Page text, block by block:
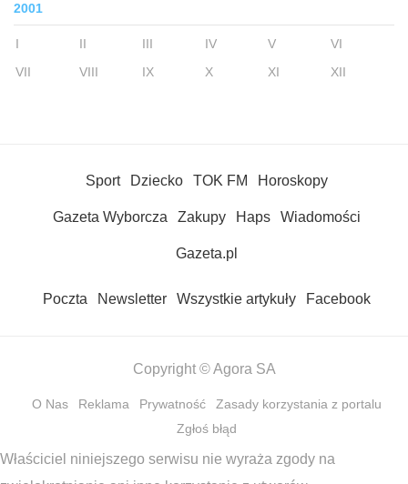
2001
I II III IV V
VI
VII
VIII IX X XI XII
Sport Dziecko TOK FM Horoskopy
Gazeta Wyborcza Zakupy Haps Wiadomości
Gazeta.pl
Poczta Newsletter Wszystkie artykuły Facebook
Copyright © Agora SA
O Nas Reklama Prywatność
Zasady korzystania z portalu
Zgłoś błąd
Właściciel niniejszego serwisu nie wyraża zgody na